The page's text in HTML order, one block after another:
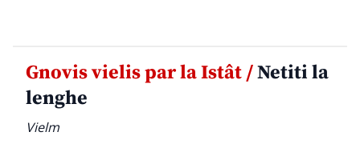
Gnovis vielis par la Istât /Netiti la
lenghe
Vielm